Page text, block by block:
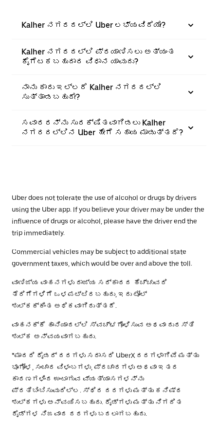
Kalher ನಗರದಲ್ಲಿ Uber ಲಭ್ಯವಿದೆಯೇ?
Kalher ನಗರದಲ್ಲಿ ಪ್ರಯಾಣಿಸಲು ಅತ್ಯಂತ
ಕೈಗೆಟಕಬಹುದಾದ ವಿಧಾನ ಯಾವುದು?
ನಾನು ಕಾರು ಇಲ್ಲದೆ Kalher ನಗರದಲ್ಲಿ
ಸುತ್ತಾಡಬಹುದೇ?
ಸವಾರರನ್ನು ಸುರಕ್ಷಿತವಾಗಿಡಲು Kalher
ನಗರದಲ್ಲಿನ Uber ಹೇಗೆ ಸಹಾಯ ಮಾಡುತ್ತದೆ?
Uber does not tolerate the use of alcohol or drugs by drivers
using the Uber app. If you believe your driver may be under the
influence of drugs or alcohol, please have the driver end the
trip immediately.
Commercial vehicles may be subject to additional state
government taxes, which would be over and above the toll.
ವಾಣಿಜ್ಯ ವಾಹನಗಳು ರಾಜ್ಯ ಸರ್ಕಾರದ ಹೆಚ್ಚುವರಿ
ತೆರಿಗೆಗಳಿಗೆ ಒಳಪಟ್ಟಿರಬಹುದು, ಇದು ಟೋಲ್
ಶುಲ್ಕಕ್ಕಿಂತ ಅಧಿಕವಾಗಿರುತ್ತದೆ.
ವಾಹನಕ್ಕೆ ಹಾನಿಯಾದಲ್ಲಿ ಸ್ವಚ್ಛಗೊಳಿಸುವ ಅಥವಾ ದುರಸ್ತಿ
ಶುಲ್ಕ ಅನ್ವಯವಾಗಬಹುದು.
*ಮಾದರಿ ರೈಡರ್ ದರಗಳು ಸರಾಸರಿ UberX ದರಗಳಾಗಿವೆ ಮತ್ತು
ಭೂಗೋಳ, ಸಂಚಾರ ವಿಳಂಬಗಳು, ಪ್ರಚಾರಗಳು ಅಥವಾ ಇತರ
ಕಾರಣಗಳಿಂದ ಉಂಟಾಗುವ ವ್ಯತ್ಯಾಸಗಳನ್ನು
ಪ್ರತಿಬಿಂಬಿಸುವುದಿಲ್ಲ. ಸ್ಥಿರ ದರಗಳು ಮತ್ತು ಕನಿಷ್ಠ
ಶುಲ್ಕಗಳು ಅನ್ವಯಿಸಬಹುದು. ರೈಡ್‌ಗಳು ಮತ್ತು ನಿಗದಿತ
ರೈಡ್‌ಗಳ ನಿಜವಾದ ದರಗಳು ಬದಲಾಗಬಹುದು.